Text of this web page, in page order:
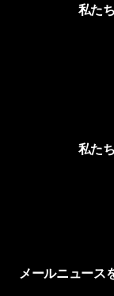
私た
私た
メールニュース